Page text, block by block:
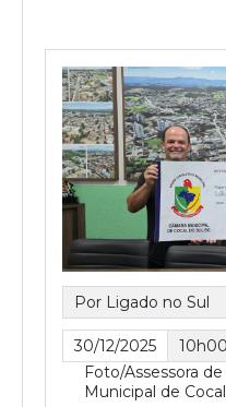
Por Ligado no Sul
30/12/2025
10h00
Foto/Assessora
Municipal de